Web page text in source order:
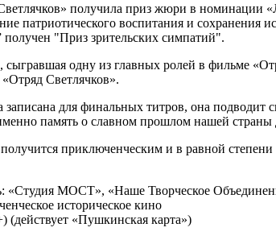
получила приз жюри в номинации
патриотического воспитания и сохранения
"Приз зрительских симпатий".
одну из главных ролей в фильме
Светлячков».
для финальных титров, она
память о славном прошлом нашей
приключенческим и в равной
«Студия МОСТ», «Наше Творческое
историческое кино
(действует «Пушкинская карта»)